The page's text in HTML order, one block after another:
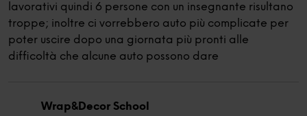
lavorativi quindi 6 persone con un insegnante risultano
troppe; inoltre ci vorrebbero auto più complicate per
poter uscire dopo una giornata più pronti alle
difficoltà che alcune auto possono dare
Wrap&Decor School